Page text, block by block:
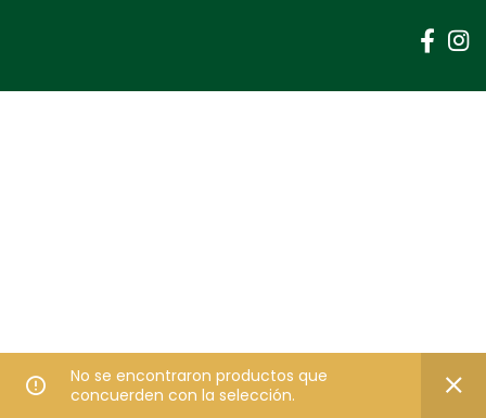
No se encontraron productos que
concuerden con la selección.